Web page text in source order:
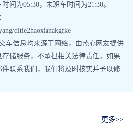
间为05:30，末班车时间为21:30。
ditie2haoxianakgfke
车信息均来源于网络，由热心网友提供
储服务，不承担相关法律责任。如果
联系我们，我们将及时核实并予以修
更多>>